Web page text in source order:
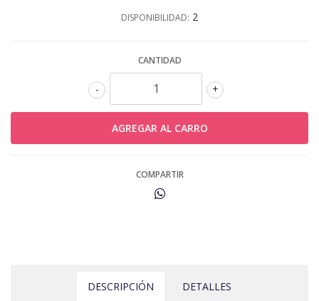
DISPONIBILIDAD: 2
CANTIDAD
+
-
COMPARTIR
DESCRIPCIÓN DETALLES